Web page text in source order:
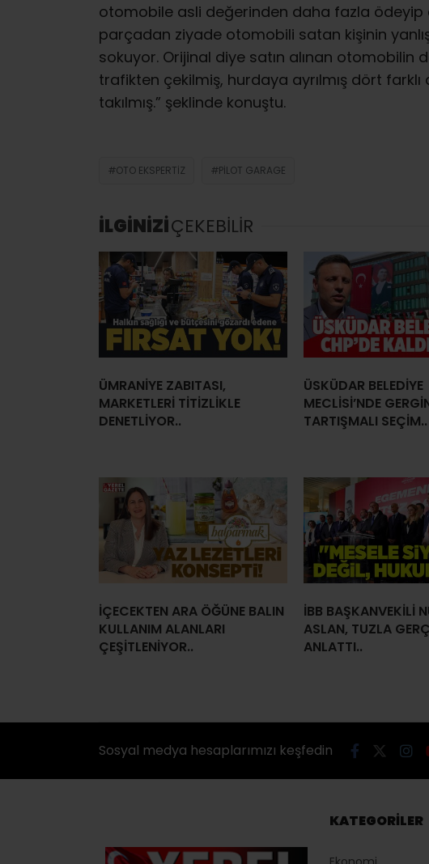
otomobile asli değerinden daha fazla ödeyip
parçadan ziyade otomobili satan kişinin
sokuyor. Orijinal diye satın alınan otomobilin
trafikten çekilmiş, hurdaya ayrılmış dört
takılmış.” şeklinde konuştu.
OTO EKSPERTIZ PILOT GARAGE
İLGİNİZİÇEKEBİLİR
ÜMRANİYE ZABITASI,
MARKETLERİ TİTİZLİKLE
DENETLİYOR..
ÜSKÜDAR BELEDİYE
MECLİSİ’NDE
TARTIŞMALI SEÇİM..
İÇECEKTEN ARA ÖĞÜNE BALIN
KULLANIM ALANLARI
ÇEŞİTLENİYOR..
İBB BAŞKANVEKİLİ
ASLAN, TUZLA
ANLATTI..
Sosyal medya hesaplarımızı keşfedin
KATEGORİLER